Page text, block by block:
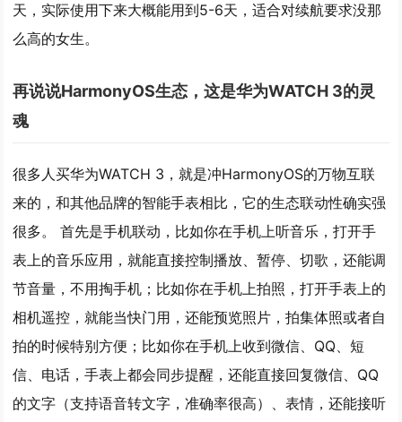
天，实际使用下来大概能用到5-6天，适合对续航要求没那
么高的女生。
再说说HarmonyOS生态，这是华为WATCH 3的灵
魂
很多人买华为WATCH 3，就是冲HarmonyOS的万物互联
来的，和其他品牌的智能手表相比，它的生态联动性确实强
很多。 首先是手机联动，比如你在手机上听音乐，打开手
表上的音乐应用，就能直接控制播放、暂停、切歌，还能调
节音量，不用掏手机；比如你在手机上拍照，打开手表上的
相机遥控，就能当快门用，还能预览照片，拍集体照或者自
拍的时候特别方便；比如你在手机上收到微信、QQ、短
信、电话，手表上都会同步提醒，还能直接回复微信、QQ
的文字（支持语音转文字，准确率很高）、表情，还能接听